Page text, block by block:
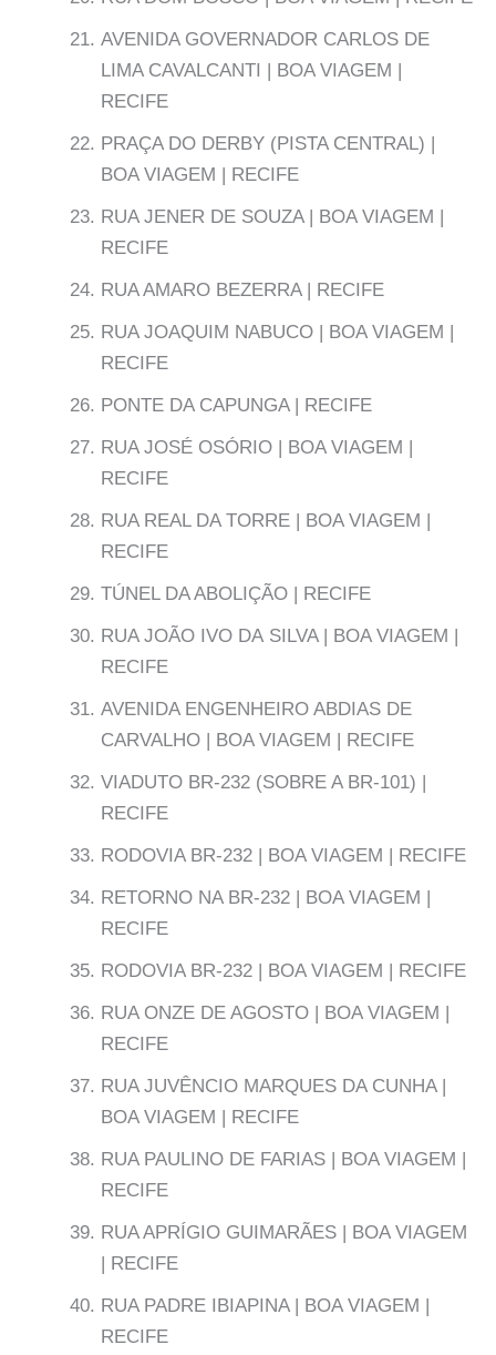
AVENIDA GOVERNADOR CARLOS DE
LIMA CAVALCANTI | BOA VIAGEM |
RECIFE
PRAÇA DO DERBY (PISTA CENTRAL) |
BOA VIAGEM | RECIFE
RUA JENER DE SOUZA | BOA VIAGEM |
RECIFE
RUA AMARO BEZERRA | RECIFE
RUA JOAQUIM NABUCO | BOA VIAGEM |
RECIFE
PONTE DA CAPUNGA | RECIFE
RUA JOSÉ OSÓRIO | BOA VIAGEM |
RECIFE
RUA REAL DA TORRE | BOA VIAGEM |
RECIFE
TÚNEL DA ABOLIÇÃO | RECIFE
RUA JOÃO IVO DA SILVA | BOA VIAGEM |
RECIFE
AVENIDA ENGENHEIRO ABDIAS DE
CARVALHO | BOA VIAGEM | RECIFE
VIADUTO BR-232 (SOBRE A BR-101) |
RECIFE
RODOVIA BR-232 | BOA VIAGEM | RECIFE
RETORNO NA BR-232 | BOA VIAGEM |
RECIFE
RODOVIA BR-232 | BOA VIAGEM | RECIFE
RUA ONZE DE AGOSTO | BOA VIAGEM |
RECIFE
RUA JUVÊNCIO MARQUES DA CUNHA |
BOA VIAGEM | RECIFE
RUA PAULINO DE FARIAS | BOA VIAGEM |
RECIFE
RUA APRÍGIO GUIMARÃES | BOA VIAGEM
| RECIFE
RUA PADRE IBIAPINA | BOA VIAGEM |
RECIFE